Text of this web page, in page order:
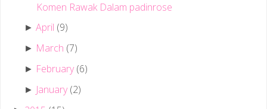
Komen Rawak Dalam padinrose
►April (9)
► March (7)
► February (6)
► January (2)